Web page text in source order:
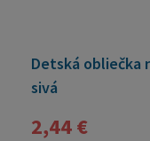
Detská obliečka
sivá
2,44 €